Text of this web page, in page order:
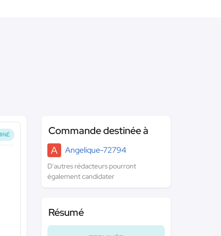
Commande destinée à
A
Angelique-72794
D'autres rédacteurs pourront
également candidater
Résumé